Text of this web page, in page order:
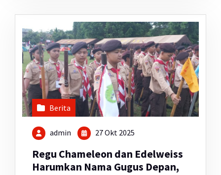
Berita
admin 27 Okt 2025
Regu Chameleon dan Edelweiss
Harumkan Nama Gugus Depan,